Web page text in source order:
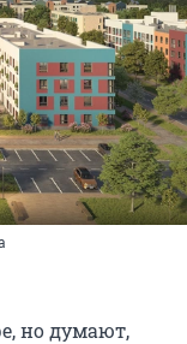
но думают,